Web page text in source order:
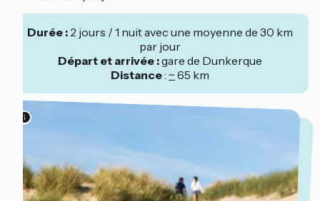
Durée : 2 jours / 1 nuit avec une moyenne de 30 km
par jour
Départ et arrivée :gare de Dunkerque
Distance: ~ 65 km